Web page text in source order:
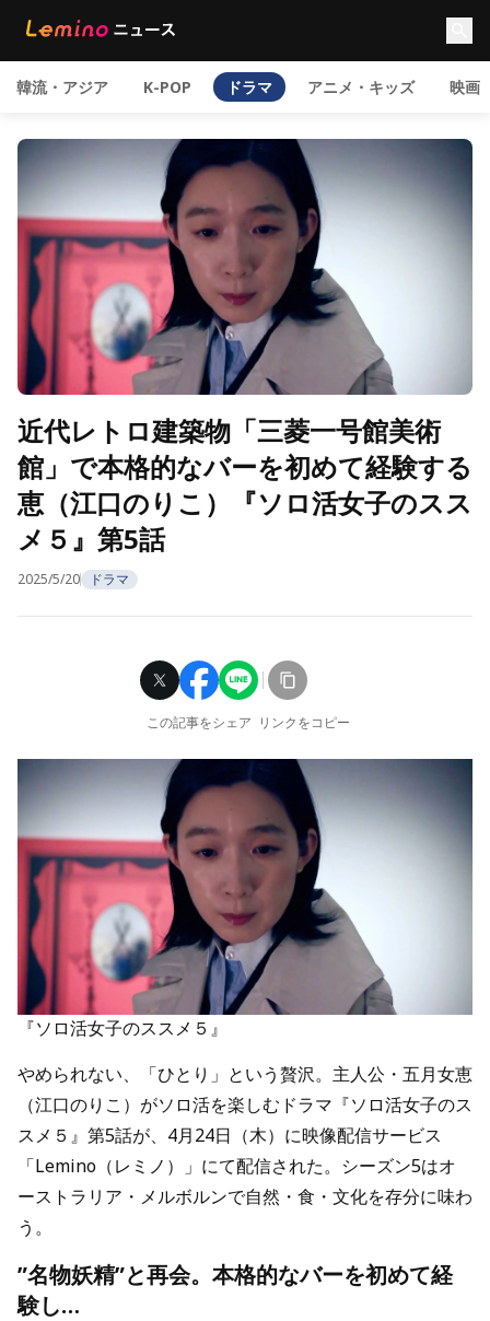
韓流・アジア K-POP ドラマ アニメ・キッズ 映画
近代レトロ建築物「三菱一号館美術
館」で本格的なバーを初めて経験する
恵（江口のりこ）『ソロ活女子のスス
メ５』第5話
2025/5/20 ドラマ
この記事をシェア リンクをコピー
『ソロ活女子のススメ５』
やめられない、「ひとり」という贅沢。主人公・五月女恵
（江口のりこ）がソロ活を楽しむドラマ『ソロ活女子のス
スメ５』第5話が、4月24日（木）に映像配信サービス
「Lemino（レミノ）」にて配信された。シーズン5はオ
ーストラリア・メルボルンで自然・食・文化を存分に味わ
う。
”名物妖精”と再会。本格的なバーを初めて経
験し…